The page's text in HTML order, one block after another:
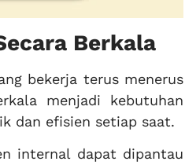
Berkala
bekerja terus menerus
menjadi kebutuhan
dan efisien setiap saat.
internal dapat dipantau